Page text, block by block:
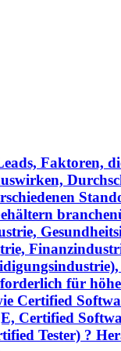
Faktoren,
für
Certified
Certified
Tester) ?